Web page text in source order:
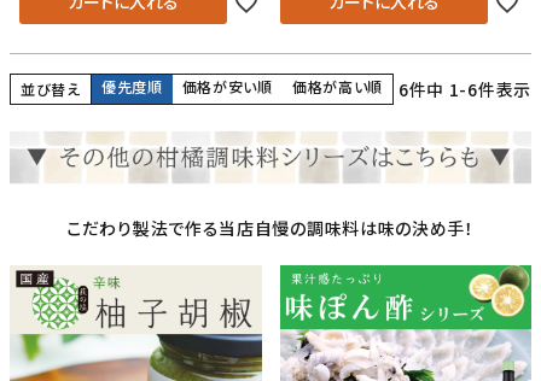
並び替え 優先度順 価格が安い順 価格が高い順 6件中 1-6件表示
こだわり製法で作る当店自慢の調味料は味の決め手！